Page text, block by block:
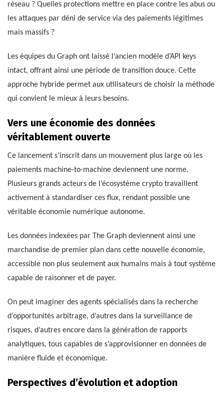
réseau ? Quelles protections mettre en place contre les abus ou
les attaques par déni de service via des paiements légitimes
mais massifs ?
Les équipes du Graph ont laissé l’ancien modèle d’API keys
intact, offrant ainsi une période de transition douce. Cette
approche hybride permet aux utilisateurs de choisir la méthode
qui convient le mieux à leurs besoins.
Vers une économie des données
véritablement ouverte
Ce lancement s’inscrit dans un mouvement plus large où les
paiements machine-to-machine deviennent une norme.
Plusieurs grands acteurs de l’écosystème crypto travaillent
activement à standardiser ces flux, rendant possible une
véritable économie numérique autonome.
Les données indexées par The Graph deviennent ainsi une
marchandise de premier plan dans cette nouvelle économie,
accessible non plus seulement aux humains mais à tout système
capable de raisonner et de payer.
On peut imaginer des agents spécialisés dans la recherche
d’opportunités arbitrage, d’autres dans la surveillance de
risques, d’autres encore dans la génération de rapports
analytiques, tous capables de s’approvisionner en données de
manière fluide et économique.
Perspectives d’évolution et adoption